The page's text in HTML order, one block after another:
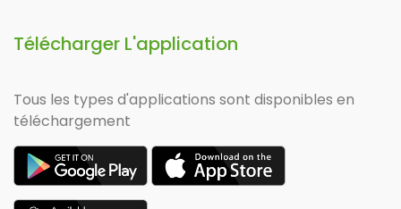
Télécharger L'application
Tous les types d'applications sont disponibles en
téléchargement